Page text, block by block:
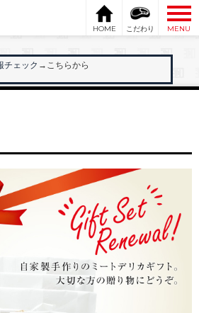
HOME こだわり
MENU
チェック →こちらから